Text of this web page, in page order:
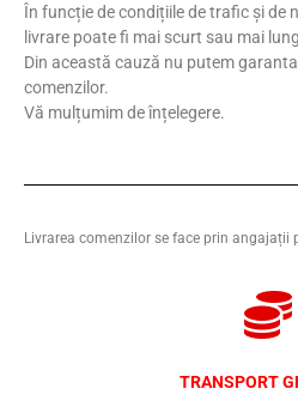
În funcție de condițiile de trafic și de
livrare poate fi mai scurt sau mai
Din această cauză nu putem
comenzilor.
Vă mulțumim de înțelegere.
Livrarea comenzilor se face prin angajații
TRANSPORT